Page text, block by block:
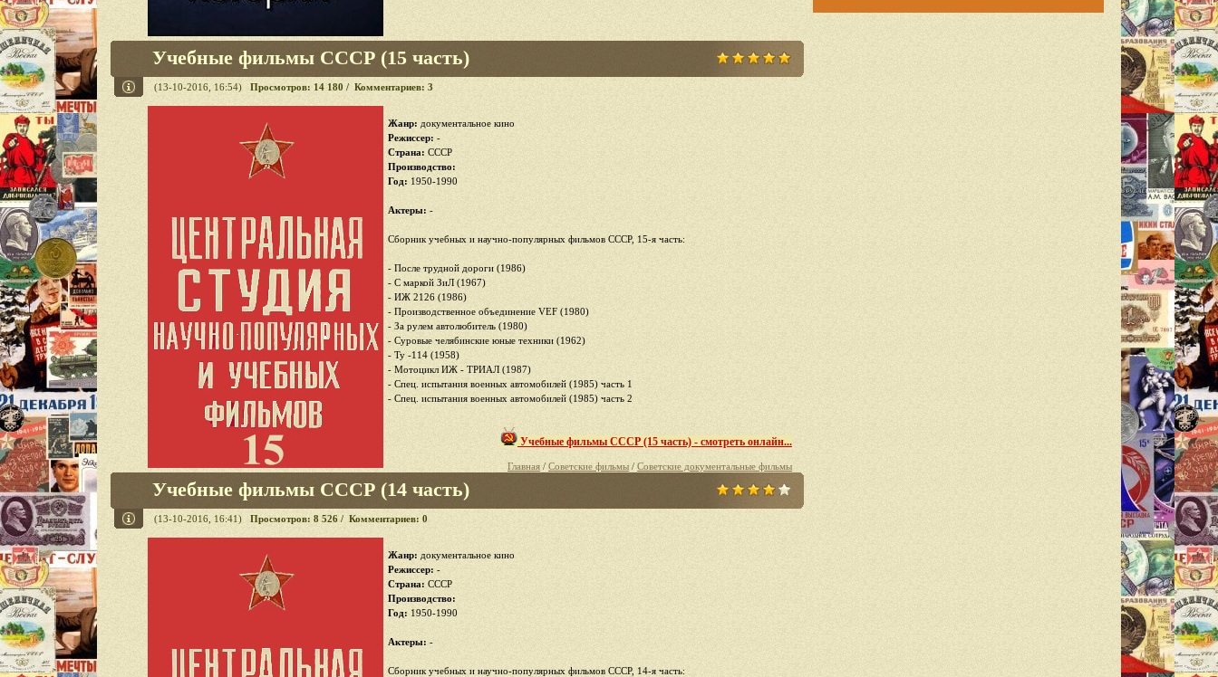
Учебные фильмы СССР (15 часть)
(13-10-2016, 16:54) Просмотров: 14 180 / Комментариев: 3
Жанр: документальное кино
Режиссер: -
Страна: СССР
Производство:
Год: 1950-1990
Актеры: -
Сборник учебных и научно-популярных фильмов СССР, 15-я часть:
- После трудной дороги (1986)
- С маркой ЗиЛ (1967)
- ИЖ 2126 (1986)
- Производственное объединение VEF (1980)
- За рулем автолюбитель (1980)
- Суровые челябинские юные техники (1962)
- Ту -114 (1958)
- Мотоцикл ИЖ - ТРИАЛ (1987)
- Спец. испытания военных автомобилей (1985) часть 1
- Спец. испытания военных автомобилей (1985) часть 2
Учебные фильмы СССР (15 часть) - смотреть онлайн...
Главная / Советские фильмы / Советские документальные фильмы
Учебные фильмы СССР (14 часть)
(13-10-2016, 16:41) Просмотров: 8 526 / Комментариев: 0
Жанр: документальное кино
Режиссер: -
Страна: СССР
Производство:
Год: 1950-1990
Актеры: -
Сборник учебных и научно-популярных фильмов СССР, 14-я часть: